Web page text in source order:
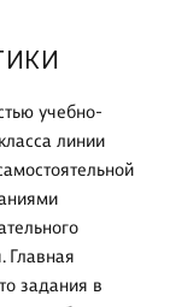
учебно-
линии
Главная
задания в